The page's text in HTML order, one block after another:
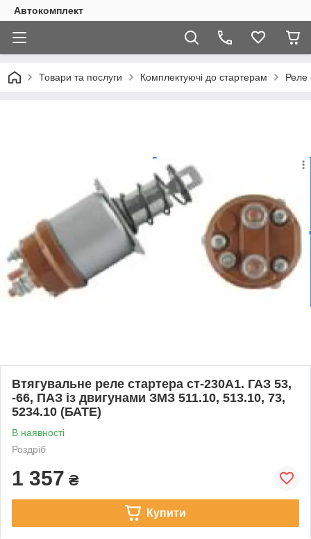
Автокомплект
Товари та послуги Комплектуючі до стартерам Реле
Втягувальне реле стартера ст-230А1. ГАЗ 53,
-66, ПАЗ із двигунами ЗМЗ 511.10, 513.10, 73,
5234.10 (БАТЕ)
В наявності
Роздріб
1 357 ₴
Купити